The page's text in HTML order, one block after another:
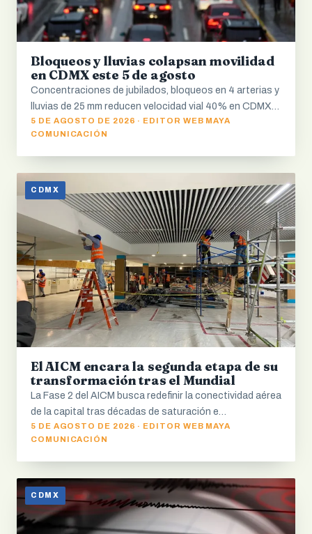
Bloqueos y lluvias colapsan movilidad
en CDMX este 5 de agosto
Concentraciones de jubilados, bloqueos en 4 arterias y
lluvias de 25 mm reducen velocidad vial 40% en CDMX…
5 DE AGOSTO DE 2026 · EDITOR WEB MAYA
COMUNICACIÓN
CDMX
El AICM encara la segunda etapa de su
transformación tras el Mundial
La Fase 2 del AICM busca redefinir la conectividad aérea
de la capital tras décadas de saturación e…
5 DE AGOSTO DE 2026 · EDITOR WEB MAYA
COMUNICACIÓN
CDMX